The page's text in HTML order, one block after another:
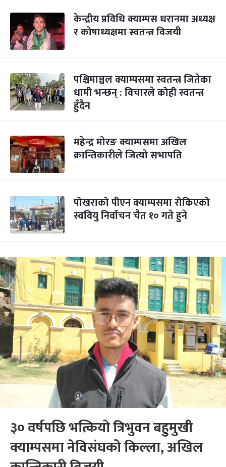
केन्द्रीय प्रविधि क्याम्पस धरानमा अध्यक्ष
र कोषाध्यक्षमा स्वतन्त्र विजयी
पश्चिमाञ्चल क्याम्पसमा स्वतन्त्र जितेका
धामी भन्छन् : विचारले कोही स्वतन्त्र
हुँदैन
महेन्द्र मोरङ क्याम्पसमा अखिल
क्रान्तिकारीले जित्यो सभापति
पोखराको पीएन क्याम्पसमा रोकिएको
स्ववियु निर्वाचन चैत १० गते हुने
३० वर्षपछि भत्कियो त्रिभुवन बहुमुखी
क्याम्पसमा नेविसंघको किल्ला, अखिल